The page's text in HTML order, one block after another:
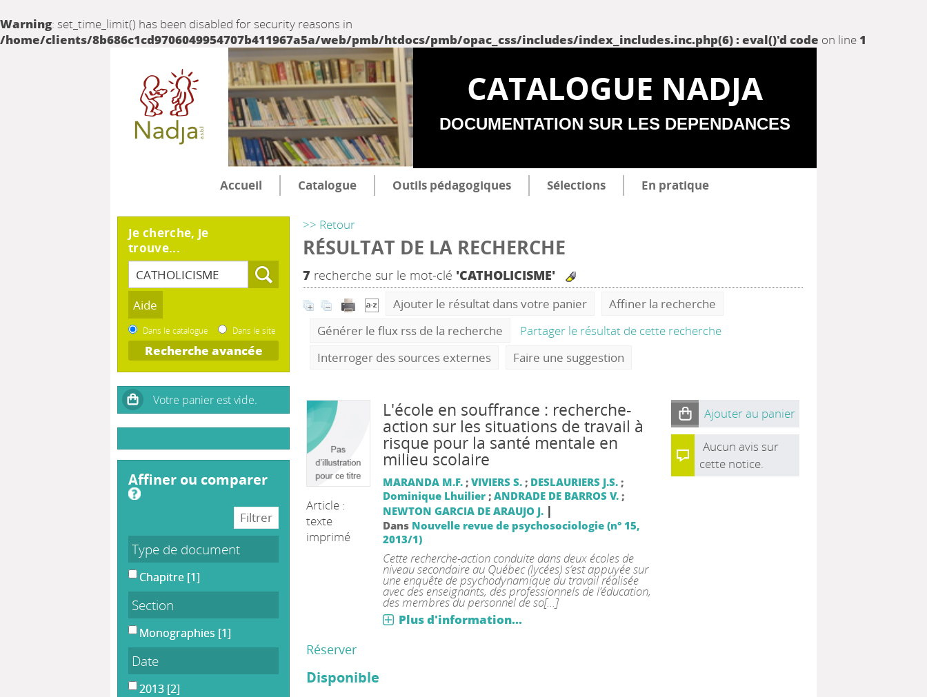
Warning: set_time_limit() has been disabled for security reasons in
/home/clients/8b686c1cd9706049954707b411967a5a/web/pmb/htdocs/pmb/opac_css/includes/index_includes.inc.php(6) : eval()'d code on line 1
CATALOGUE NADJA
DOCUMENTATION SUR LES DEPENDANCES
Accueil Catalogue Outils pédagogiques Sélections En pratique
>> Retour
RÉSULTAT DE LA RECHERCHE
7 recherche sur le mot-clé 'CATHOLICISME'
Ajouter le résultat dans votre panier
Affiner la recherche
Générer le flux rss de la recherche
Partager le résultat de cette recherche
Interroger des sources externes
Faire une suggestion
Article :
texte
imprimé
L'école en souffrance : recherche-
action sur les situations de travail à
risque pour la santé mentale en
milieu scolaire
MARANDA M.F.; VIVIERS S.; DESLAURIERS J.S.;
Dominique Lhuilier; ANDRADE DE BARROS V.;
NEWTON GARCIA DE ARAUJO J. |
Dans Nouvelle revue de psychosociologie (n° 15,
2013/1)
Cette recherche-action conduite dans deux écoles de
niveau secondaire au Québec (lycées) s’est appuyée sur
une enquête de psychodynamique du travail réalisée
avec des enseignants, des professionnels de l’éducation,
des membres du personnel de so[...]
Plus d'information...
Ajouter au panier
Aucun avis sur
cette notice.
Réserver
Disponible
Je cherche, je
trouve...
Dans le catalogue Dans le site
Recherche avancée
affiner ou comparer
Type de document
Chapitre [1]
Section
Monographies [1]
Date
2013 [2]